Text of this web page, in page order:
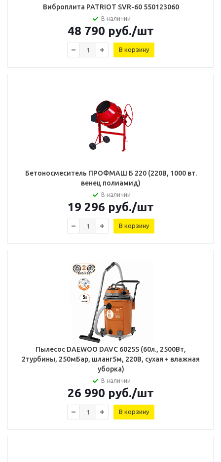
Виброплита PATRIOT SVR-60 550123060
В наличии
48 790 руб./шт
В корзину
Бетоносмеситель ПРОФМАШ Б 220 (220В, 1000 вт.
венец полиамид)
В наличии
19 296 руб./шт
В корзину
Пылесос DAEWOO DAVC 6025S (60л., 2500Вт,
2турбины, 250мБар, шланг5м, 220В, сухая + влажная
уборка)
В наличии
26 990 руб./шт
В корзину